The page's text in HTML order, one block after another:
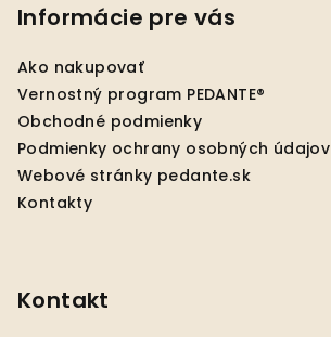
Informácie pre vás
Ako nakupovať
Vernostný program PEDANTE®
Obchodné podmienky
Podmienky ochrany osobných údajov
Webové stránky pedante.sk
Kontakty
Kontakt